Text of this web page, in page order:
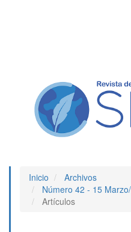
Inicio
Archivos
Número 42 - 15
Artículos